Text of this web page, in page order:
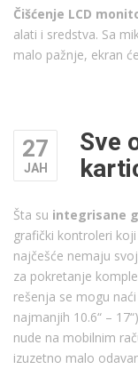
Čišćenje LCD
alati i sredstva. Sa
malo pažnje, ekran
27
ЈАН
Sve
Šta su integrisane
grafički kontroleri
najčešće nemaju
za pokretanje
rešenja se mogu
najmanjih 10.6“ –
nude na mobilnim
izuzetno malo